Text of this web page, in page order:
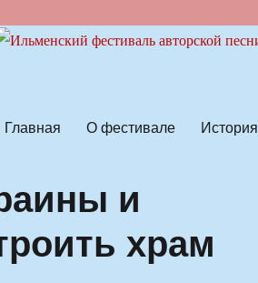
Главная О фестивале История
и
храм